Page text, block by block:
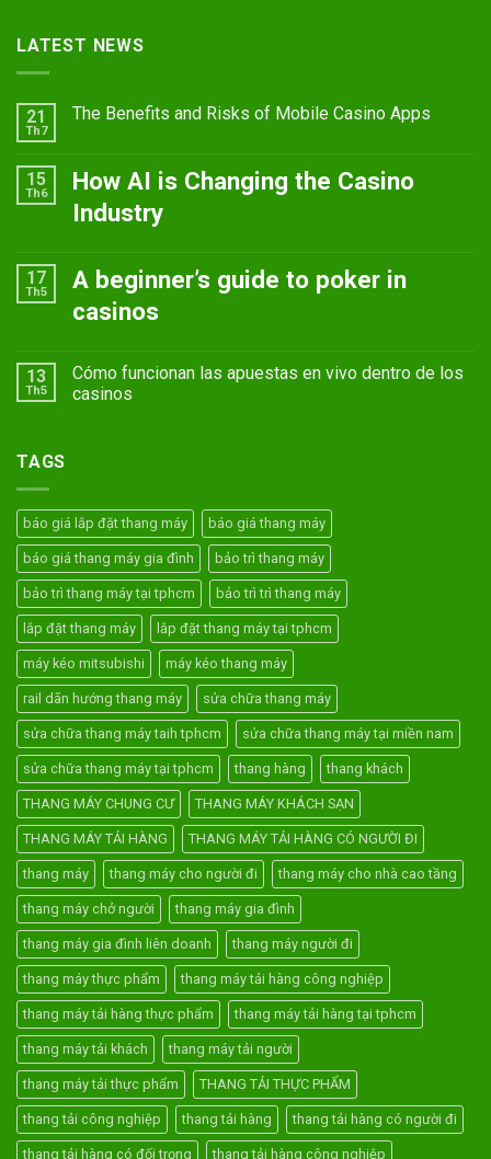
LATEST NEWS
21
Th7
The Benefits and Risks of Mobile Casino Apps
15
Th6
How AI is Changing the Casino
Industry
17
Th5
A beginner’s guide to poker in
casinos
13
Th5
Cómo funcionan las apuestas en vivo dentro de los
casinos
TAGS
báo giá lắp đặt thang máy báo giá thang máy
báo giá thang máy gia đình bảo trì thang máy
bảo trì thang máy tại tphcm bảo trì trì thang máy
lắp đặt thang máy lắp đặt thang máy tại tphcm
máy kéo mitsubishi máy kéo thang máy
rail dãn hướng thang máy sửa chữa thang máy
sửa chữa thang máy taih tphcm sửa chữa thang máy tại miền nam
sửa chữa thang máy tại tphcm thang hàng thang khách
THANG MÁY CHUNG CƯ THANG MÁY KHÁCH SẠN
THANG MÁY TẢI HÀNG THANG MÁY TẢI HÀNG CÓ NGƯỜI ĐI
thang máy thang máy cho người đi thang máy cho nhà cao tầng
thang máy chở người thang máy gia đình
thang máy gia đình liên doanh thang máy người đi
thang máy thực phẩm thang máy tải hàng công nghiệp
thang máy tải hàng thực phẩm thang máy tải hàng tại tphcm
thang máy tải khách thang máy tải người
thang máy tải thực phẩm THANG TẢI THỰC PHẨM
thang tải công nghiệp thang tải hàng thang tải hàng có người đi
thang tải hàng có đối trọng thang tải hàng công nghiệp